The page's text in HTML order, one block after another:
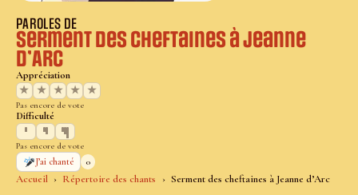
Accueil Répertoire des chants Serment des cheftaines à Jeanne d’Arc
PAROLES DE
Serment des cheftaines à Jeanne
d’Arc
Appréciation
★
★ ★ ★ ★
Pas encore de vote
Difficulté
Pas encore de vote
J’ai chanté
0